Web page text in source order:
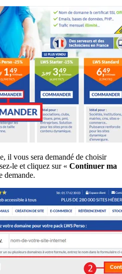
il vous sera demandé de choisir
le et cliquez sur « Continuer ma
demande.